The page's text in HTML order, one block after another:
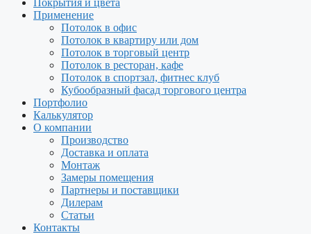
Покрытия и цвета
Применение
Потолок в офис
Потолок в квартиру или дом
Потолок в торговый центр
Потолок в ресторан, кафе
Потолок в спортзал, фитнес клуб
Кубообразный фасад торгового центра
Портфолио
Калькулятор
О компании
Производство
Доставка и оплата
Монтаж
Замеры помещения
Партнеры и поставщики
Дилерам
Статьи
Контакты